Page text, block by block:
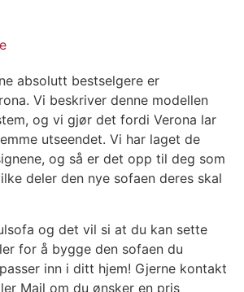
absolutt bestselgere er
Vi beskriver denne modellen
og vi gjør det fordi Verona lar
utseendet. Vi har laget de
og så er det opp til deg som
deler den nye sofaen deres skal
og det vil si at du kan sette
for å bygge den sofaen du
inn i ditt hjem! Gjerne kontakt
Mail om du ønsker en pris